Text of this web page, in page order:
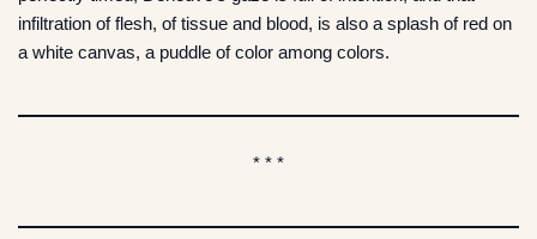
infiltration of flesh, of tissue and blood, is also a splash of red on
a white canvas, a puddle of color among colors.
* * *